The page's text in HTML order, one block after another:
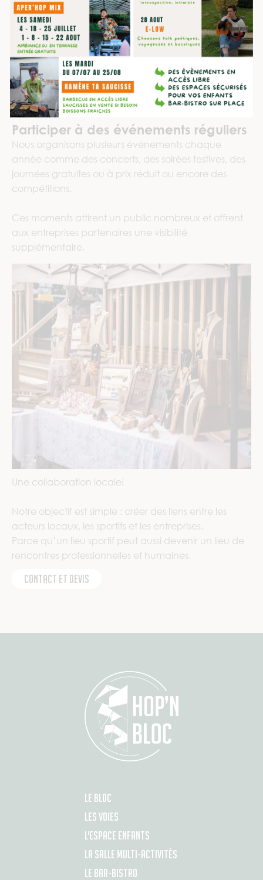
Participer à des événements réguliers
Nous organisons plusieurs événements chaque
année comme des concerts, des soirées festives, des
journées gratuites ou à prix réduit ou encore des
compétitions.
Ces moments attirent un public nombreux et offrent
aux entreprises partenaires une visibilité
supplémentaire.
Une collaboration locale!
Notre objectif est simple : créer des liens entre les
acteurs locaux, les sportifs et les entreprises.
Parce qu’un lieu sportif peut aussi devenir un lieu de
rencontres professionnelles et humaines.
Contact et devis
LE BLOC
LES VOIES
L'ESPACE ENFANTS
LA SALLE MULTI-ACTIVITÉS
LE BAR-BISTRO